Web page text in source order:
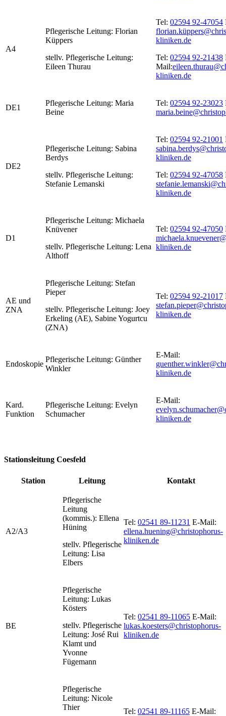
A4
Pflegerische Leitung: Florian
Küppers
stellv. Pflegerische Leitung:
Eileen Thurau
Tel: 02594 92-47054
kliniken.de
Tel: 02594 92-21438
Mail:
kliniken.de
DE1
Pflegerische Leitung: Maria
Beine
Tel: 02594 92-23023
DE2
Pflegerische Leitung: Sabina
Berdys
stellv. Pflegerische Leitung:
Stefanie Lemanski
Tel: 02594 92-21001
kliniken.de
Tel: 02594 92-47058
kliniken.de
D1
Pflegerische Leitung: Michaela
Knüvener
stellv. Pflegerische Leitung: Lena
Althoff
Tel: 02594 92-47050
kliniken.de
AE und
ZNA
Pflegerische Leitung: Stefan
Pieper
stellv. Pflegerische Leitung: Joey
Erkeling (AE), Sabine Yogurtcu
(ZNA)
Tel: 02594 92-21017
kliniken.de
Endoskopie
Pflegerische Leitung: Günther
Winkler
E-Mail:
kliniken.de
Kard.
Funktion
Pflegerische Leitung: Evelyn
Schumacher
E-Mail:
kliniken.de
Stationsleitung Coesfeld
Station Leitung Kontakt
A2/A3
Pflegerische
Leitung
(kommis.): Ellena
Hüning
stellv. Pflegerische
Leitung: Lisa
Elbers
Tel: 02541 89-11231 E-Mail:
ellena.huening@christophorus-
kliniken.de
BE
Pflegerische
Leitung: Lukas
Kösters
stellv. Pflegerische
Leitung: José Rui
Klamt und
Yvonne
Fügemann
Tel: 02541 89-11065 E-Mail:
lukas.koesters@christophorus-
kliniken.de
Pflegerische
Leitung: Nicole
Thier
Tel: 02541 89-11165 E-Mail: